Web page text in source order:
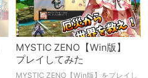
MYSTIC ZENO【Win版】
プレイしてみた
MYSTIC ZENO【Win版】をプレイし